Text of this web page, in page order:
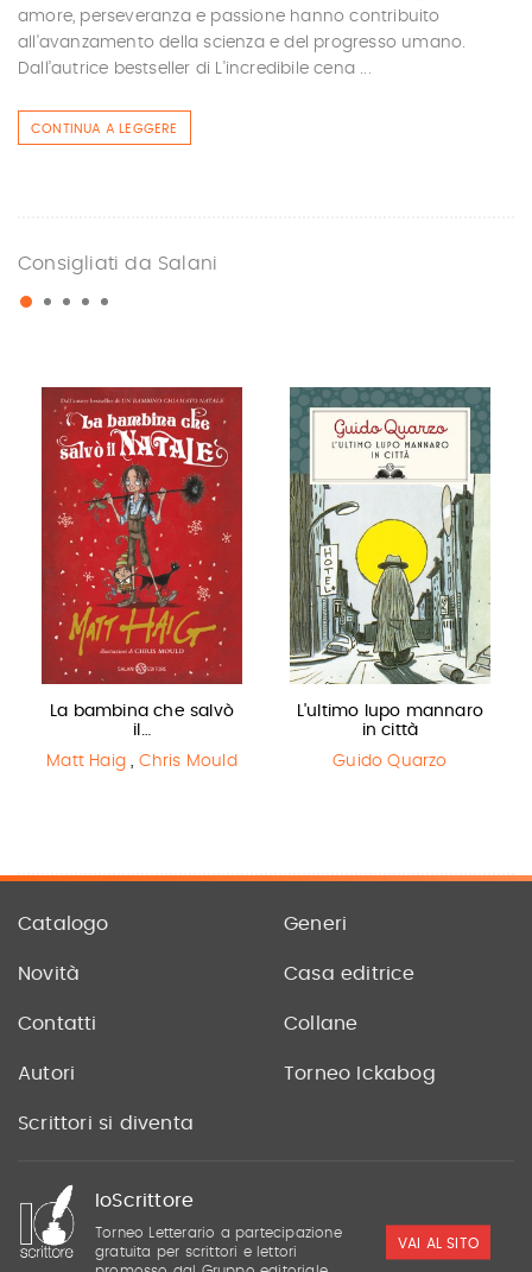
amore, perseveranza e passione hanno contribuito
all'avanzamento della scienza e del progresso umano.
Dall’autrice bestseller di L'incredibile cena ...
CONTINUA A LEGGERE
Consigliati da Salani
La bambina che salvò
il…
Matt Haig , Chris Mould
L'ultimo lupo mannaro
in città
Guido Quarzo
Catalogo Generi
Novità Casa editrice
Contatti Collane
Autori Torneo Ickabog
Scrittori si diventa
IoScrittore
Torneo Letterario a partecipazione
gratuita per scrittori e lettori
VAI AL SITO